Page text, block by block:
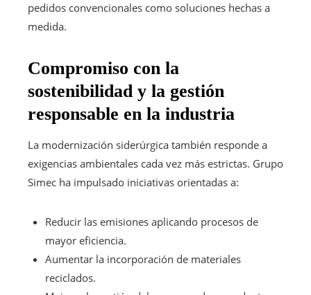
pedidos convencionales como soluciones hechas a
medida.
Compromiso con la
sostenibilidad y la gestión
responsable en la industria
La modernización siderúrgica también responde a
exigencias ambientales cada vez más estrictas. Grupo
Simec ha impulsado iniciativas orientadas a:
Reducir las emisiones aplicando procesos de
mayor eficiencia.
Aumentar la incorporación de materiales
reciclados.